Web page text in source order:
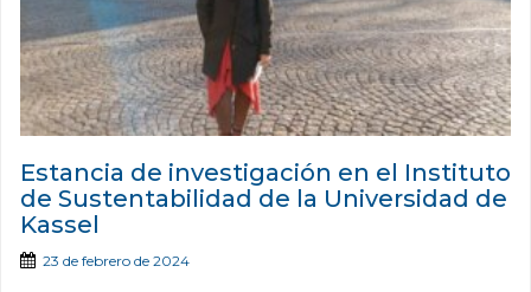
Estancia de investigación en el Instituto
de Sustentabilidad de la Universidad de
Kassel
23 de febrero de 2024